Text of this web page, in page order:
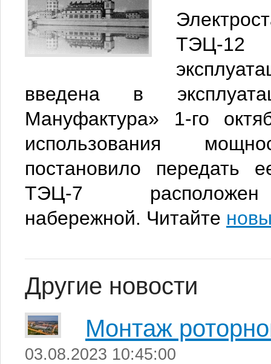
ТЭЦ-12
введена в
Мануфактура» 1-го
использования
постановило
ТЭЦ-7
набережной. Читайте
Другие новости
Монтаж
03.08.2023 10:45:00